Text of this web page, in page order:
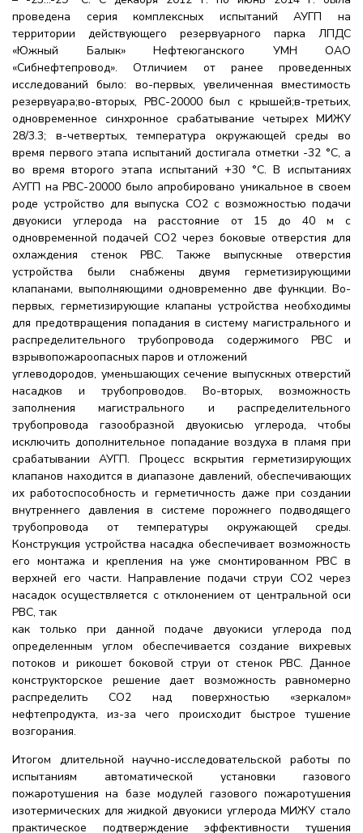
проведена серия комплексных испытаний АУГП на
территории действующего резервуарного парка ЛПДС
«Южный Балык» Нефтеюганского УМН ОАО
«Сибнефтепровод». Отличием от ранее проведенных
исследований было: во-первых, увеличенная вместимость
резервуара;во-вторых, РВС-20000 был с крышей;в-третьих,
одновременное синхронное срабатывание четырех МИЖУ
28/3.3; в-четвертых, температура окружающей среды во
время первого этапа испытаний достигала отметки -32 °С, а
во время второго этапа испытаний +30 °С. В испытаниях
АУГП на РВС-20000 было апробировано уникальное в своем
роде устройство для выпуска СО2 с возможностью подачи
двуокиси углерода на расстояние от 15 до 40 м с
одновременной подачей СО2 через боковые отверстия для
охлаждения стенок РВС. Также выпускные отверстия
устройства были снабжены двумя герметизирующими
клапанами, выполняющими одновременно две функции. Во-
первых, герметизирующие клапаны устройства необходимы
для предотвращения попадания в систему магистрального и
распределительного трубопровода содержимого РВС и
взрывопожароопасных паров и отложений
углеводородов, уменьшающих сечение выпускных отверстий
насадков и трубопроводов. Во-вторых, возможность
заполнения магистрального и распределительного
трубопровода газообразной двуокисью углерода, чтобы
исключить дополнительное попадание воздуха в пламя при
срабатывании АУГП. Процесс вскрытия герметизирующих
клапанов находится в диапазоне давлений, обеспечивающих
их работоспособность и герметичность даже при создании
внутреннего давления в системе порожнего подводящего
трубопровода от температуры окружающей среды.
Конструкция устройства насадка обеспечивает возможность
его монтажа и крепления на уже смонтированном РВС в
верхней его части. Направление подачи струи СО2 через
насадок осуществляется с отклонением от центральной оси
РВС, так
как только при данной подаче двуокиси углерода под
определенным углом обеспечивается создание вихревых
потоков и рикошет боковой струи от стенок РВС. Данное
конструкторское решение дает возможность равномерно
распределить СО2 над поверхностью «зеркалом»
нефтепродукта, из-за чего происходит быстрое тушение
возгорания.
Итогом длительной научно-исследовательской работы по
испытаниям автоматической установки газового
пожаротушения на базе модулей газового пожаротушения
изотермических для жидкой двуокиси углерода МИЖУ стало
практическое подтверждение эффективности тушения